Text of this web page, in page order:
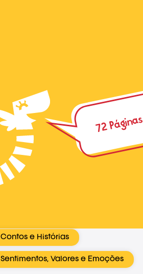
72 Páginas
Contos e Histórias
Sentimentos, Valores e Emoções